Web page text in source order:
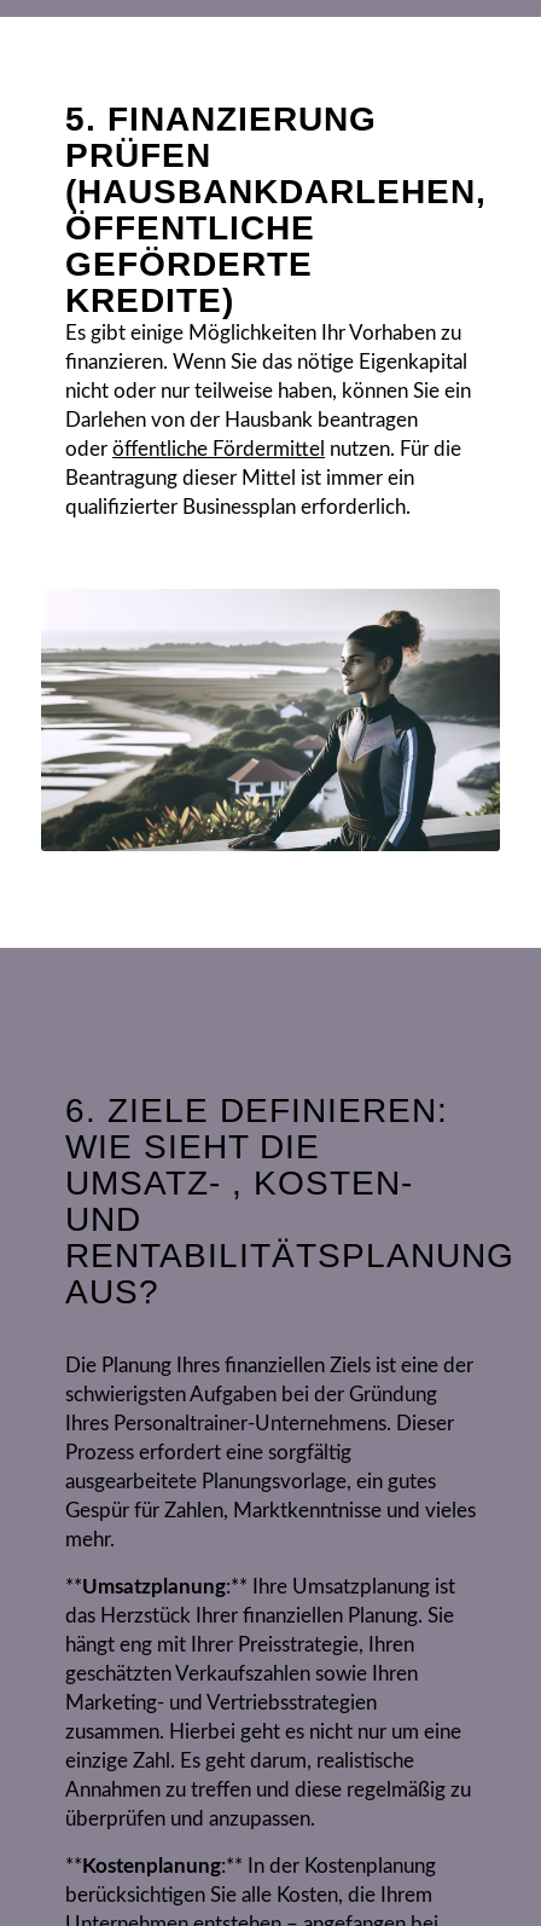
5. FINANZIERUNG
PRÜFEN
(HAUSBANKDARLEHEN,
ÖFFENTLICHE
GEFÖRDERTE
KREDITE)
Es gibt einige Möglichkeiten Ihr Vorhaben zu
finanzieren. Wenn Sie das nötige Eigenkapital
nicht oder nur teilweise haben, können Sie ein
Darlehen von der Hausbank beantragen
oder öffentliche Fördermittel nutzen. Für die
Beantragung dieser Mittel ist immer ein
qualifizierter Businessplan erforderlich.
6. ZIELE DEFINIEREN:
WIE SIEHT DIE
UMSATZ- , KOSTEN-
UND
RENTABILITÄTSPLANUNG
AUS?
Die Planung Ihres finanziellen Ziels ist eine der
schwierigsten Aufgaben bei der Gründung
Ihres Personaltrainer-Unternehmens. Dieser
Prozess erfordert eine sorgfältig
ausgearbeitete Planungsvorlage, ein gutes
Gespür für Zahlen, Marktkenntnisse und vieles
mehr.
**Umsatzplanung:** Ihre Umsatzplanung ist
das Herzstück Ihrer finanziellen Planung. Sie
hängt eng mit Ihrer Preisstrategie, Ihren
geschätzten Verkaufszahlen sowie Ihren
Marketing- und Vertriebsstrategien
zusammen. Hierbei geht es nicht nur um eine
einzige Zahl. Es geht darum, realistische
Annahmen zu treffen und diese regelmäßig zu
überprüfen und anzupassen.
** Kostenplanung:** In der Kostenplanung
berücksichtigen Sie alle Kosten, die Ihrem